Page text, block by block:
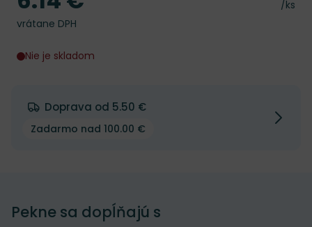
Cena
/ks
vrátane DPH
Nie je skladom
Doprava od 5.50 €
Zadarmo nad 100.00 €
Pekne sa dopĺňajú s